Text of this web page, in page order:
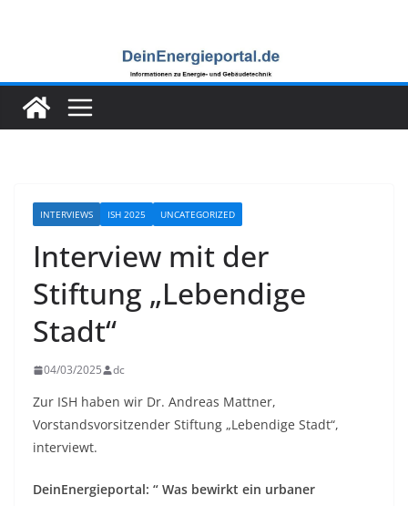
INTERVIEWS ISH 2025 UNCATEGORIZED
Interview mit der
Stiftung „Lebendige
Stadt“
04/03/2025 dc
Zur ISH haben wir Dr. Andreas Mattner,
Vorstandsvorsitzender Stiftung „Lebendige Stadt“,
interviewt.
DeinEnergieportal: “ Was bewirkt ein urbaner